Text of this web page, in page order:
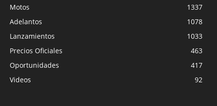
Motos
1337
Adelantos
1078
Lanzamientos
1033
Precios Oficiales
463
Oportunidades
417
Videos
92